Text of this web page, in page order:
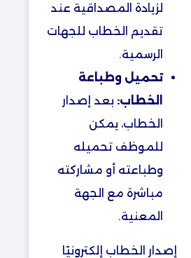
لزيادة المصداقية عند
تقديم الخطاب للجهات
الرسمية.
تحميل وطباعة
الخطاب: بعد إصدار
الخطاب، يمكن
للموظف تحميله
وطباعته أو مشاركته
مباشرة مع الجهة
المعنية.
إصدار الخطاب إلكترونيًا